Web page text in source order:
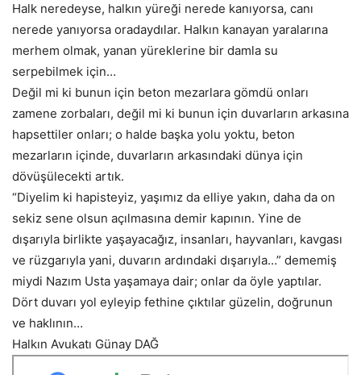
Halk neredeyse, halkın yüreği nerede kanıyorsa, canı
nerede yanıyorsa oradaydılar. Halkın kanayan yaralarına
merhem olmak, yanan yüreklerine bir damla su
serpebilmek için…
Değil mi ki bunun için beton mezarlara gömdü onları
zamene zorbaları, değil mi ki bunun için duvarların arkasına
hapsettiler onları; o halde başka yolu yoktu, beton
mezarların içinde, duvarların arkasındaki dünya için
dövüşülecekti artık.
“Diyelim ki hapisteyiz, yaşımız da elliye yakın, daha da on
sekiz sene olsun açılmasına demir kapının. Yine de
dışarıyla birlikte yaşayacağız, insanları, hayvanları, kavgası
ve rüzgarıyla yani, duvarın ardındaki dışarıyla…” dememiş
miydi Nazım Usta yaşamaya dair; onlar da öyle yaptılar.
Dört duvarı yol eyleyip fethine çıktılar güzelin, doğrunun
ve haklının…
Halkın Avukatı Günay DAĞ